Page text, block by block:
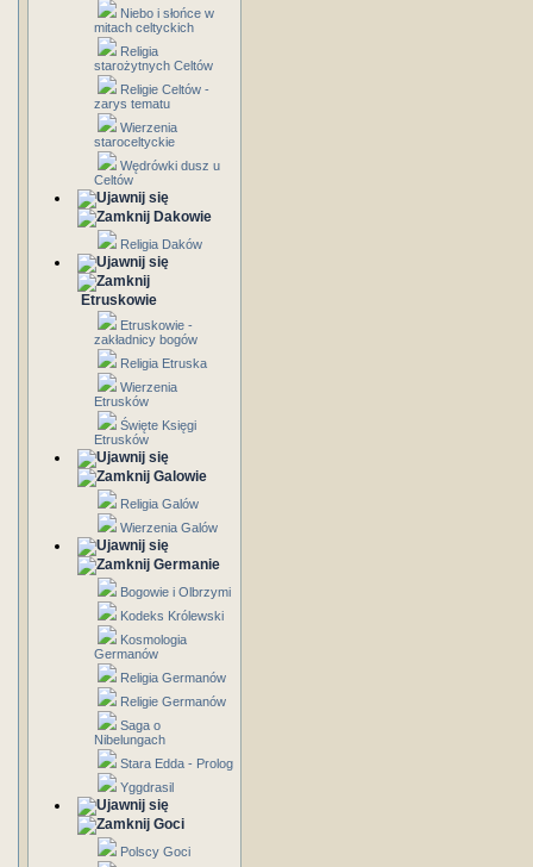
Niebo i słońce w
mitach celtyckich
Religia
starożytnych Celtów
Religie Celtów -
zarys tematu
Wierzenia
staroceltyckie
Wędrówki dusz u
Celtów
Dakowie
Religia Daków
Etruskowie
Etruskowie -
zakładnicy bogów
Religia Etruska
Wierzenia
Etrusków
Święte Księgi
Etrusków
Galowie
Religia Galów
Wierzenia Galów
Germanie
Bogowie i Olbrzymi
Kodeks Królewski
Kosmologia
Germanów
Religia Germanów
Religie Germanów
Saga o
Nibelungach
Stara Edda - Prolog
Yggdrasil
Goci
Polscy Goci